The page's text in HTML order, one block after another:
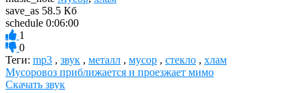
save_as 58.5 Кб
schedule 0:06:00
1
0
Теги: mp3 , звук , металл , мусор , стекло , хлам
Мусоровоз приближается и проезжает мимо
Скачать звук